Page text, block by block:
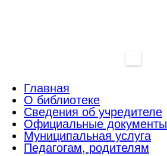
Главная
О библиотеке
Сведения об учредителе
Официальные документы
Муниципальная услуга
Педагогам, родителям